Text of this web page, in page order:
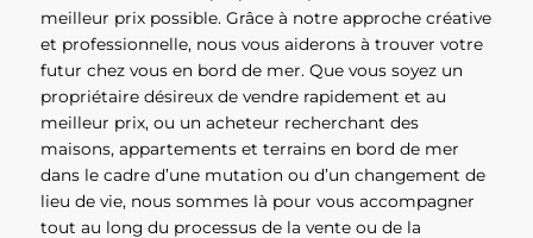
meilleur prix possible. Grâce à notre approche créative
et professionnelle, nous vous aiderons à trouver votre
futur chez vous en bord de mer. Que vous soyez un
propriétaire désireux de vendre rapidement et au
meilleur prix, ou un acheteur recherchant des
maisons, appartements et terrains en bord de mer
dans le cadre d’une mutation ou d’un changement de
lieu de vie, nous sommes là pour vous accompagner
tout au long du processus de la vente ou de la